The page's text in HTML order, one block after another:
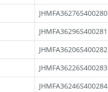
JHMFA36276S400280
JHMFA36296S400281
JHMFA36206S400282
JHMFA36226S400283
JHMFA36246S400284